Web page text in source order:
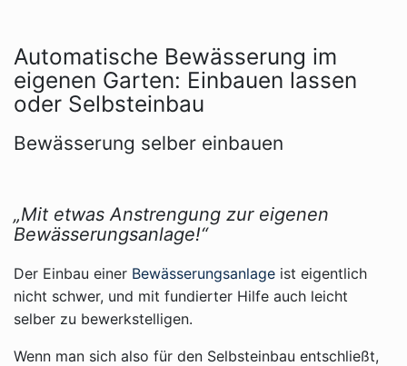
Automatische Bewässerung im
eigenen Garten: Einbauen lassen
oder Selbsteinbau
Bewässerung selber einbauen
„Mit etwas Anstrengung zur eigenen
Bewässerungsanlage!“
Der Einbau einer Bewässerungsanlage ist eigentlich
nicht schwer, und mit fundierter Hilfe auch leicht
selber zu bewerkstelligen.
Wenn man sich also für den Selbsteinbau entschließt,